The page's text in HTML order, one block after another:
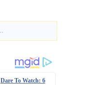
Dare To Watch: 6